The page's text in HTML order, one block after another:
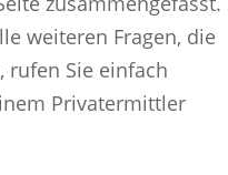
weiteren Fragen, die
Sie einfach
Privatermittler